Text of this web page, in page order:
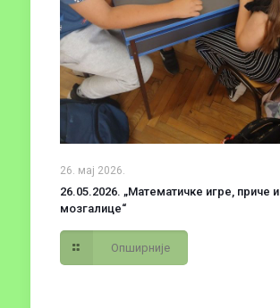
26. мај 2026.
26.05.2026. „Математичке игре, приче и
мозгалице“
Опширније